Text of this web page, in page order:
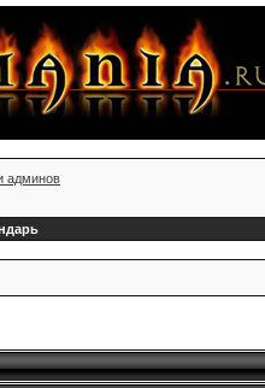
админов